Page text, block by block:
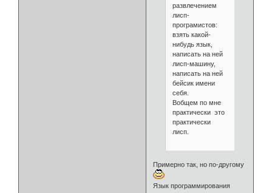
развлечением
лисп-
програмистов:
взять какой-
нибудь язык,
написать на ней
лисп-машину,
написать на ней
бейсик имени
себя.
Вобщем по мне
практически это
практически
лисп.
Примерно так, но по-другому
Язык программирования